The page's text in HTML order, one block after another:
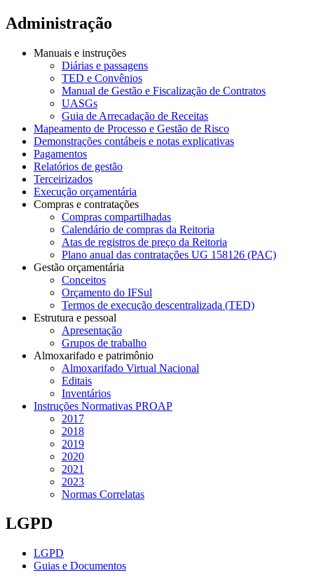
Administração
Manuais e instruções
Diárias e passagens
TED e Convênios
Manual de Gestão e Fiscalização de Contratos
UASGs
Guia de Arrecadação de Receitas
Mapeamento de Processo e Gestão de Risco
Demonstrações contábeis e notas explicativas
Pagamentos
Relatórios de gestão
Terceirizados
Execução orçamentária
Compras e contratações
Compras compartilhadas
Calendário de compras da Reitoria
Atas de registros de preço da Reitoria
Plano anual das contratações UG 158126 (PAC)
Gestão orçamentária
Conceitos
Orçamento do IFSul
Termos de execução descentralizada (TED)
Estrutura e pessoal
Apresentação
Grupos de trabalho
Almoxarifado e patrimônio
Almoxarifado Virtual Nacional
Editais
Inventários
Instruções Normativas PROAP
2017
2018
2019
2020
2021
2023
Normas Correlatas
LGPD
LGPD
Guias e Documentos